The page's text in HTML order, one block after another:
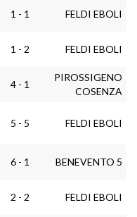
1 - 1 FELDI EBOLI
1 - 2 FELDI EBOLI
4 - 1
PIROSSIGENO
COSENZA
5 - 5 FELDI EBOLI
6 - 1 BENEVENTO 5
2 - 2 FELDI EBOLI